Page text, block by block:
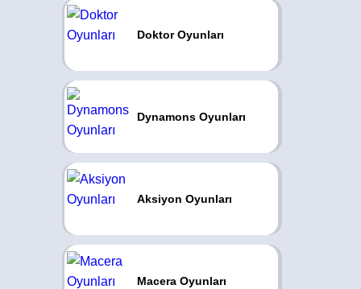
Doktor Oyunları
Dynamons Oyunları
Aksiyon Oyunları
Macera Oyunları